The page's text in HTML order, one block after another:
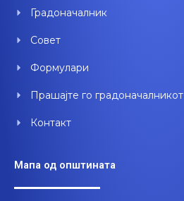
Градоначалник
Совет
Формулари
Прашајте го градоначалникот
Контакт
Мапа од општината